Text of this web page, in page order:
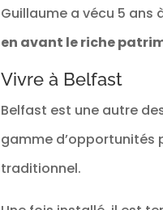
Guillaume a vécu 5 ans
en avant le riche
Vivre à Belfast
Belfast est une autre
gamme d’opportunités
traditionnel.